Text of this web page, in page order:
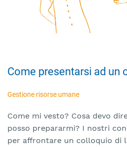
Come presentarsi ad un
Gestione risorse umane
Come mi vesto? Cosa devo
posso prepararmi? I nostri
per affrontare un colloquio di